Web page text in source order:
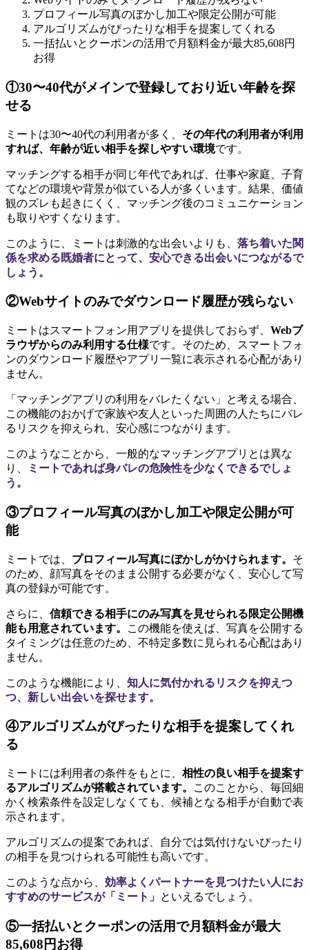
プロフィール写真のぼかし加工や限定公開が可能
アルゴリズムがぴったりな相手を提案してくれる
一括払いとクーポンの活用で月額料金が最大85,608円
お得
①30〜40代がメインで登録しており近い年齢を探
せる
ミートは30〜40代の利用者が多く、 その年代の利用者が利用
すれば、年齢が近い相手を探しやすい環境です。
マッチングする相手が同じ年代であれば、仕事や家庭、子育
てなどの環境や背景が似ている人が多くいます。結果、価値
観のズレも起きにくく、マッチング後のコミュニケーション
も取りやすくなります。
このように、ミートは刺激的な出会いよりも、 落ち着いた関
係を求める既婚者にとって、安心できる出会いにつながるで
しょう。
②Webサイトのみでダウンロード履歴が残らない
ミートはスマートフォン用アプリを提供しておらず、 Webブ
ラウザからのみ利用する仕様です。そのため、スマートフォ
ンのダウンロード履歴やアプリ一覧に表示される心配があり
ません。
「マッチングアプリの利用をバレたくない」と考える場合、
この機能のおかげで家族や友人といった周囲の人たちにバレ
るリスクを抑えられ、安心感につながります。
このようなことから、一般的なマッチングアプリとは異な
り、
ミートであれば身バレの危険性を少なくできるでしょ
う。
③プロフィール写真のぼかし加工や限定公開が可
能
ミートでは、 プロフィール写真にぼかしがかけられます。 そ
のため、顔写真をそのまま公開する必要がなく、安心して写
真の登録が可能です。
さらに、 信頼できる相手にのみ写真を見せられる限定公開機
能も用意されています。
この機能を使えば、写真を公開する
タイミングは任意のため、不特定多数に見られる心配はあり
ません。
このような機能により、 知人に気付かれるリスクを抑えつ
つ、新しい出会いを探せます。
④アルゴリズムがぴったりな相手を提案してくれ
る
ミートには利用者の条件をもとに、 相性の良い相手を提案す
るアルゴリズムが搭載されています。
このことから、毎回細
かく検索条件を設定しなくても、候補となる相手が自動で表
示されます。
アルゴリズムの提案であれば、自分では気付けないぴったり
の相手を見つけられる可能性も高いです。
このような点から、 効率よくパートナーを見つけたい人にお
すすめのサービスが「ミート」 といえるでしょう。
⑤一括払いとクーポンの活用で月額料金が最大
85,608円お得